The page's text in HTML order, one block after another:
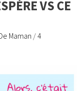
VS CE
Maman /4